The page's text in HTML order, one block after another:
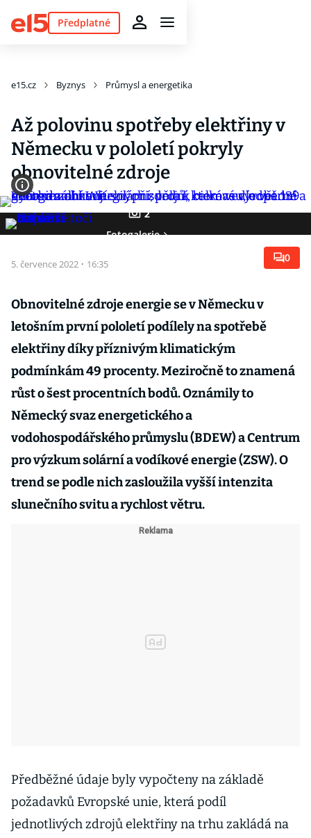
Předplatné
e15.cz Byznys Průmysl a energetika
Až polovinu spotřeby elektřiny v
Německu v pololetí pokryly
obnovitelné zdroje
2
Fotogalerie
5. července 2022 · 16:35 0
Obnovitelné zdroje energie se v Německu v
letošním první pololetí podílely na spotřebě
elektřiny díky příznivým klimatickým
podmínkám 49 procenty. Meziročně to znamená
růst o šest procentních bodů. Oznámily to
Německý svaz energetického a
vodohospodářského průmyslu (BDEW) a Centrum
pro výzkum solární a vodíkové energie (ZSW). O
trend se podle nich zasloužila vyšší intenzita
slunečního svitu a rychlost větru.
Předběžné údaje byly vypočteny na základě
požadavků Evropské unie, která podíl
jednotlivých zdrojů elektřiny na trhu zakládá na